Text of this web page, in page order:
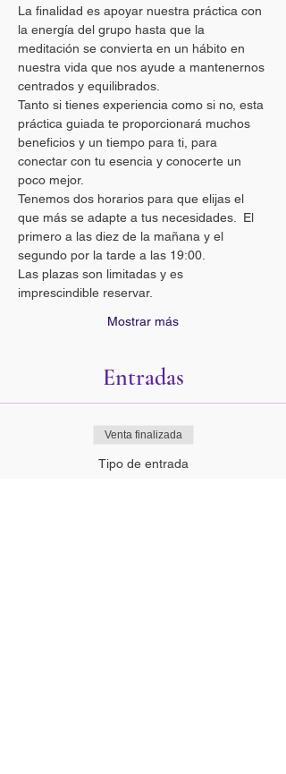
La finalidad es apoyar nuestra práctica con
la energía del grupo hasta que la
meditación se convierta en un hábito en
nuestra vida que nos ayude a mantenernos
centrados y equilibrados.
Tanto si tienes experiencia como si no, esta
práctica guiada te proporcionará muchos
beneficios y un tiempo para ti, para
conectar con tu esencia y conocerte un
poco mejor.
Tenemos dos horarios para que elijas el
que más se adapte a tus necesidades.  El
primero a las diez de la mañana y el
segundo por la tarde a las 19:00.
Las plazas son limitadas y es
imprescindible reservar.
Mostrar más
Entradas
Venta finalizada
Tipo de entrada